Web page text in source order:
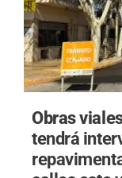
Obras
tendrá